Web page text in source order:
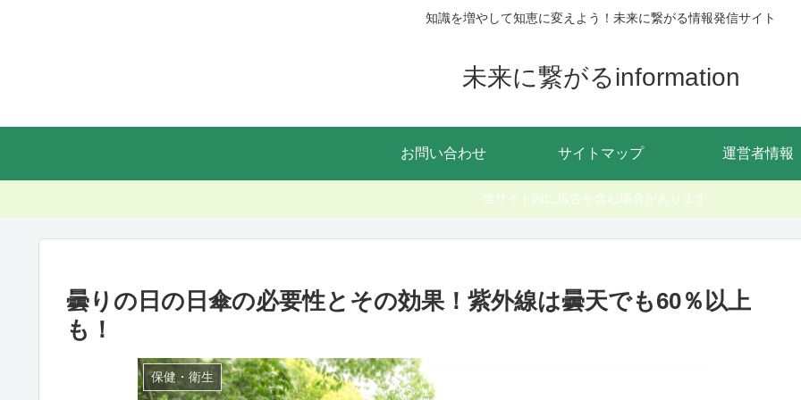
知識を増やして知恵に変えよう！未来に繋がる情報発信サイト
未来に繋がるinformation
お問い合わせ サイトマップ 運営者情報
当サイト内に広告を含む場合があります。
曇りの日の日傘の必要性とその効果！紫外線は曇天でも60％以上
も！
保健・衛生